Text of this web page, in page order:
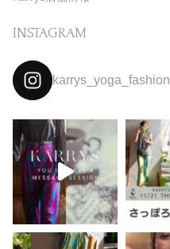
INSTAGRAM
karrys_yoga_fashion